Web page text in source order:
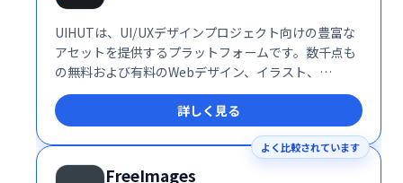
UIHUTは、UI/UXデザインプロジェクト向けの豊富な
アセットを提供するプラットフォームです。数千点も
の無料および有料のWebデザイン、イラスト、
Bootstrapテンプレート、Flutterアプリ、アイコン、
3Dイラスト、グラフィック素材をダウンロードできま
す。デザイン制作を効率化し、クオリティを高めるた
めの頼れるツールです。
詳しく見る
よく比較されています
FreeImages